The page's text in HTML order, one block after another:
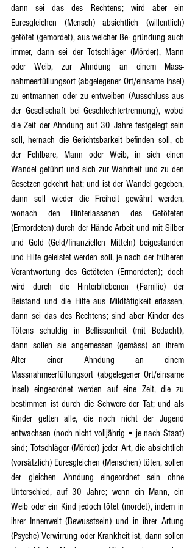
dann sei das des Rechtens; wird aber ein
Euresgleichen (Mensch) absichtlich (willentlich)
getötet (gemordet), aus welcher Be- gründung auch
immer, dann sei der Totschläger (Mörder), Mann
oder Weib, zur Ahndung an einem Mass-
nahmeerfüllungsort (abgelegener Ort/einsame Insel)
zu entmannen oder zu entweiben (Ausschluss aus
der Gesellschaft bei Geschlechtertrennung), wobei
die Zeit der Ahndung auf 30 Jahre festgelegt sein
soll, hernach die Gerichtsbarkeit befinden soll, ob
der Fehlbare, Mann oder Weib, in sich einen
Wandel geführt und sich zur Wahrheit und zu den
Gesetzen gekehrt hat; und ist der Wandel gegeben,
dann soll wieder die Freiheit gewährt werden,
wonach den Hinterlassenen des Getöteten
(Ermordeten) durch der Hände Arbeit und mit Silber
und Gold (Geld/finanziellen Mitteln) beigestanden
und Hilfe geleistet werden soll, je nach der früheren
Verantwortung des Getöteten (Ermordeten); doch
wird durch die Hinterbliebenen (Familie) der
Beistand und die Hilfe aus Mildtätigkeit erlassen,
dann sei das des Rechtens; sind aber Kinder des
Tötens schuldig in Beflissenheit (mit Bedacht),
dann sollen sie angemessen (gemäss) an ihrem
Alter einer Ahndung an einem
Massnahmeerfüllungsort (abgelegener Ort/einsame
Insel) eingeordnet werden auf eine Zeit, die zu
bestimmen ist durch die Schwere der Tat; und als
Kinder gelten alle, die noch nicht der Jugend
entwachsen (noch nicht volljährig = je nach Staat)
sind; Totschläger (Mörder) jeder Art, die absichtlich
(vorsätzlich) Euresgleichen (Menschen) töten, sollen
der gleichen Ahndung eingeordnet sein ohne
Unterschied, auf 30 Jahre; wenn ein Mann, ein
Weib oder ein Kind jedoch tötet (mordet), indem in
ihrer Innenwelt (Bewusstsein) und in ihrer Artung
(Psyche) Verwirrung oder Krankheit ist, dann sollen